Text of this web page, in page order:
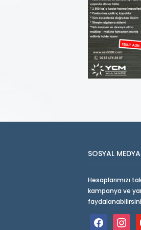
SOSYAL MEDYA
Hesaplarımızı
kampanya ve
facebook